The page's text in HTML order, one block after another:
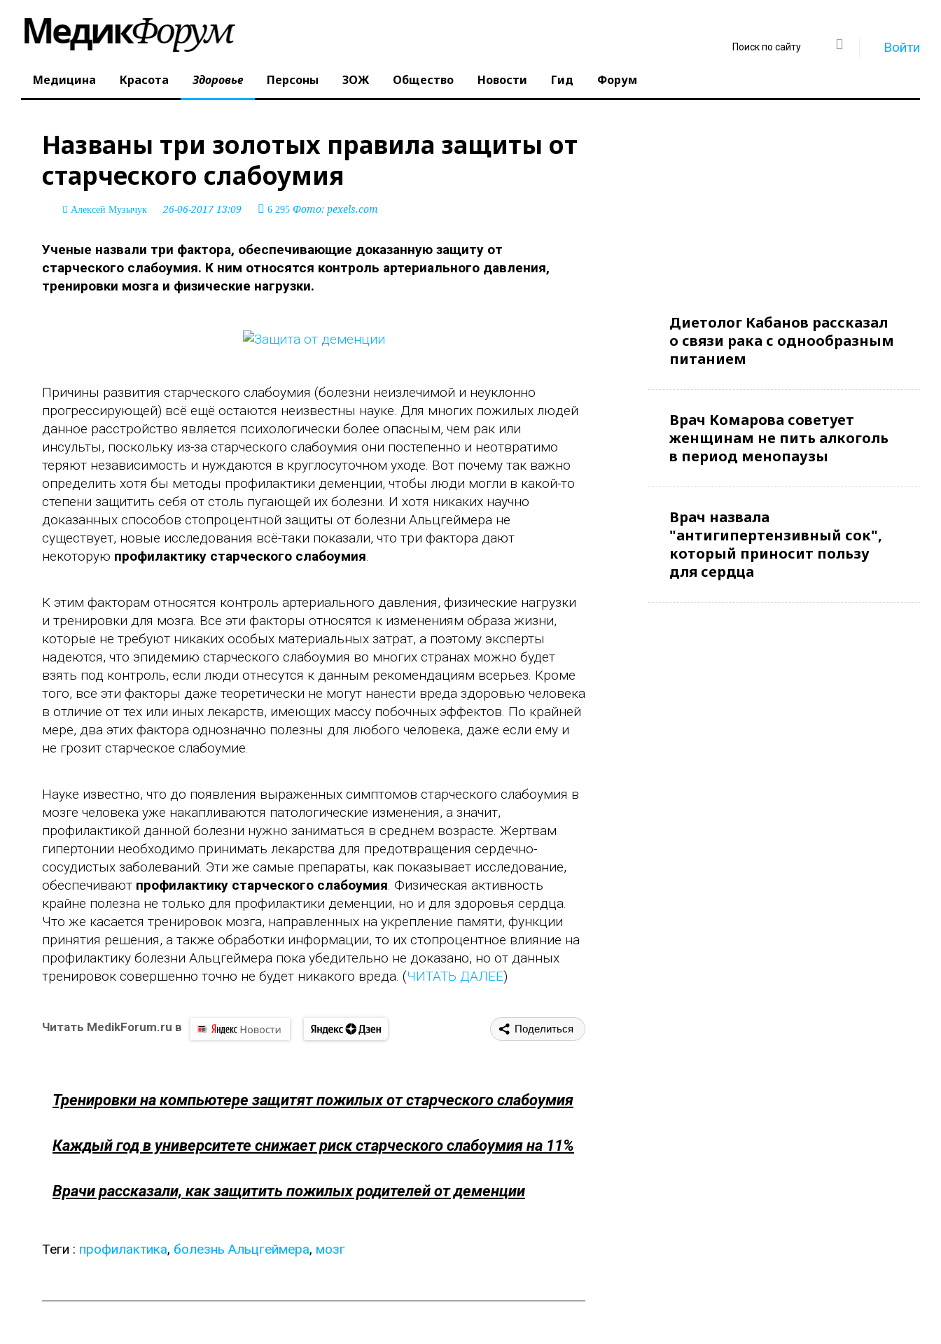
Войти
Медицина Красота Здоровье Персоны ЗОЖ Общество Новости Гид Форум
Названы три золотых правила защиты от
старческого слабоумия
Алексей Музычук 26-06-2017 13:09 6 295 Фото: pexels.com
Ученые назвали три фактора, обеспечивающие доказанную защиту от
старческого слабоумия. К ним относятся контроль артериального давления,
тренировки мозга и физические нагрузки.
Причины развития старческого слабоумия (болезни неизлечимой и неуклонно
прогрессирующей) всё ещё остаются неизвестны науке. Для многих пожилых людей
данное расстройство является психологически более опасным, чем рак или
инсульты, поскольку из-за старческого слабоумия они постепенно и неотвратимо
теряют независимость и нуждаются в круглосуточном уходе. Вот почему так важно
определить хотя бы методы профилактики деменции, чтобы люди могли в какой-то
степени защитить себя от столь пугающей их болезни. И хотя никаких научно
доказанных способов стопроцентной защиты от болезни Альцгеймера не
существует, новые исследования всё-таки показали, что три фактора дают
некоторую профилактику старческого слабоумия.
К этим факторам относятся контроль артериального давления, физические нагрузки
и тренировки для мозга. Все эти факторы относятся к изменениям образа жизни,
которые не требуют никаких особых материальных затрат, а поэтому эксперты
надеются, что эпидемию старческого слабоумия во многих странах можно будет
взять под контроль, если люди отнесутся к данным рекомендациям всерьез. Кроме
того, все эти факторы даже теоретически не могут нанести вреда здоровью человека
в отличие от тех или иных лекарств, имеющих массу побочных эффектов. По крайней
мере, два этих фактора однозначно полезны для любого человека, даже если ему и
не грозит старческое слабоумие.
Науке известно, что до появления выраженных симптомов старческого слабоумия в
мозге человека уже накапливаются патологические изменения, а значит,
профилактикой данной болезни нужно заниматься в среднем возрасте. Жертвам
гипертонии необходимо принимать лекарства для предотвращения сердечно-
сосудистых заболеваний. Эти же самые препараты, как показывает исследование,
обеспечивают профилактику старческого слабоумия. Физическая активность
крайне полезна не только для профилактики деменции, но и для здоровья сердца.
Что же касается тренировок мозга, направленных на укрепление памяти, функции
принятия решения, а также обработки информации, то их стопроцентное влияние на
профилактику болезни Альцгеймера пока убедительно не доказано, но от данных
тренировок совершенно точно не будет никакого вреда. (ЧИТАТЬ ДАЛЕЕ)
Читать MedikForum.ru в Поделиться
Тренировки на компьютере защитят пожилых от старческого слабоумия
Каждый год в университете снижает риск старческого слабоумия на 11%
Врачи рассказали, как защитить пожилых родителей от деменции
Теги : профилактика, болезнь Альцгеймера, мозг
Диетолог Кабанов рассказал
о связи рака с однообразным
питанием
Врач Комарова советует
женщинам не пить алкоголь
в период менопаузы
Врач назвала
"антигипертензивный сок",
который приносит пользу
для сердца